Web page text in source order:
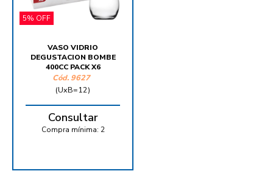
5% OFF
VASO VIDRIO
DEGUSTACION BOMBE
400CC PACK X6
Cód. 9627
(UxB=12)
Consultar
Compra mínima: 2